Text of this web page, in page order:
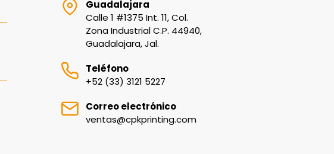
Guadalajara
Calle 1 #1375 Int. 11, Col.
Zona Industrial C.P. 44940,
Guadalajara, Jal.
Teléfono
+52 (33) 3121 5227
Correo electrónico
ventas@cpkprinting.com